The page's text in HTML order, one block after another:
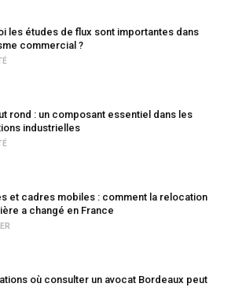
les études de flux sont importantes dans
commercial ?
rond : un composant essentiel dans les
industrielles
et cadres mobiles : comment la relocation
a changé en France
où consulter un avocat Bordeaux peut